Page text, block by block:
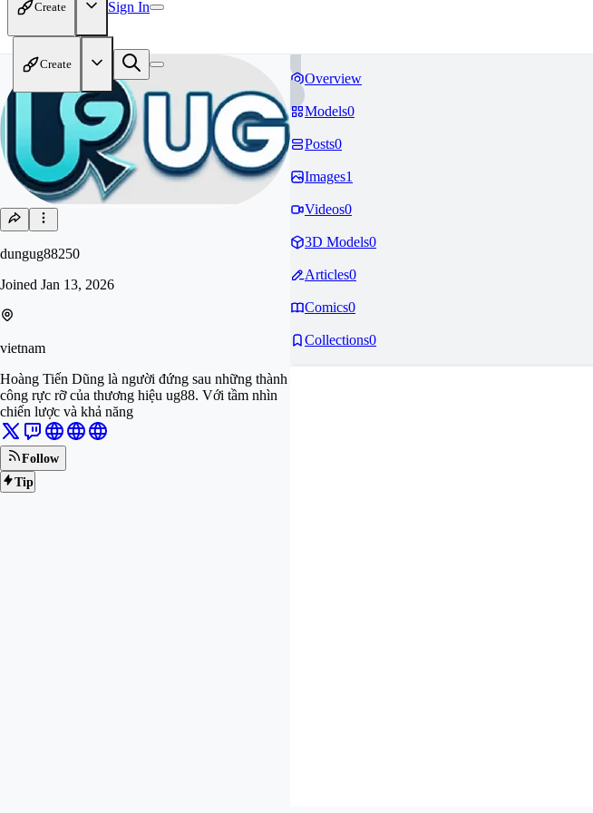
Create Sign In
Create
dungug88250
Joined Jan 13, 2026
vietnam
Hoàng Tiến Dũng là người đứng sau những thành
công rực rỡ của thương hiệu ug88. Với tầm nhìn
chiến lược và khả năng
Follow
Tip
Overview
Models0
Posts0
Images1
Videos0
3D Models0
Articles0
Comics0
Collections0